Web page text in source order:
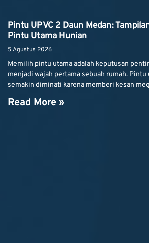
Pintu UPVC 2 Daun Medan:
Pintu Utama Hunian
5 Agustus 2026
Memilih pintu utama adalah keputusan
menjadi wajah pertama sebuah rumah. Pintu
semakin diminati karena memberi kesan
Read More »